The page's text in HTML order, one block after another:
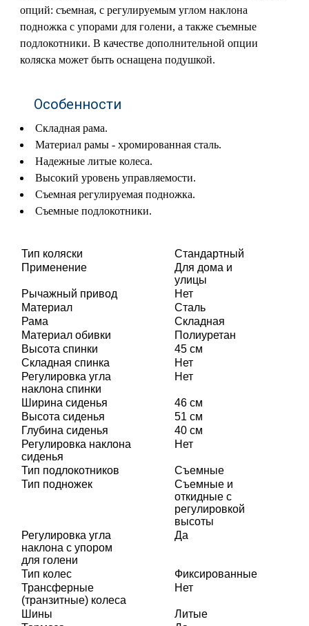
опций: съемная, с регулируемым углом наклона
подножка с упорами для голени, а также съемные
подлокотники. В качестве дополнительной опции
коляска может быть оснащена подушкой.
Особенности
Складная рама.
Материал рамы - хромированная сталь.
Надежные литые колеса.
Высокий уровень управляемости.
Съемная регулируемая подножка.
Съемные подлокотники.
Тип коляски
Стандартный
Применение
Для дома и
улицы
Рычажный привод
Нет
Материал
Сталь
Рама
Складная
Материал обивки
Полиуретан
Высота спинки
45 см
Складная спинка
Нет
Регулировка угла
наклона спинки
Нет
Ширина сиденья
46 см
Высота сиденья
51 см
Глубина сиденья
40 см
Регулировка наклона
сиденья
Нет
Тип подлокотников
Съемные
Тип подножек
Съемные и
откидные с
регулировкой
высоты
Регулировка угла
наклона с упором
для голени
Да
Тип колес
Фиксированные
Трансферные
(транзитные) колеса
Нет
Шины
Литые